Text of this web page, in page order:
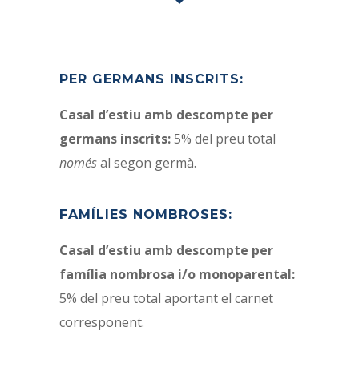
PER GERMANS INSCRITS:
Casal d’estiu amb descompte per
germans inscrits:5% del preu total
nomésal segon germà.
FAMÍLIES NOMBROSES:
Casal d’estiu amb descompte per
família nombrosa i/o monoparental:
5% del preu total aportant el carnet
corresponent.